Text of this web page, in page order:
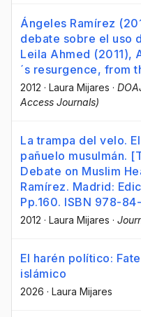
Ángeles Ramírez
debate sobre el uso
Leila Ahmed (2011),
´s resurgence, from
2012 · Laura Mijares ·
Access Journals)
La trampa del velo.
pañuelo musulmán.
Debate on Muslim
Ramírez. Madrid:
Pp.160. ISBN 978-
2012 · Laura Mijares ·
El harén político:
islámico
2026 · Laura Mijares